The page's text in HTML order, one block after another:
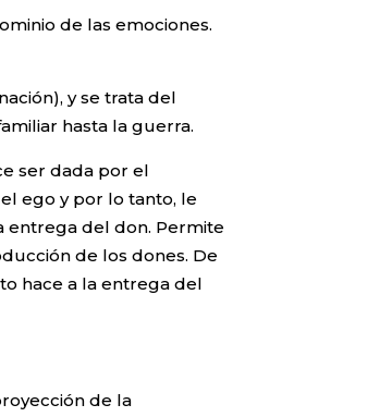
de las emociones.
y se trata del
hasta la guerra.
ser dada por el
ego y por lo tanto, le
entrega del don. Permite
de los dones. De
hace a la entrega del
de la